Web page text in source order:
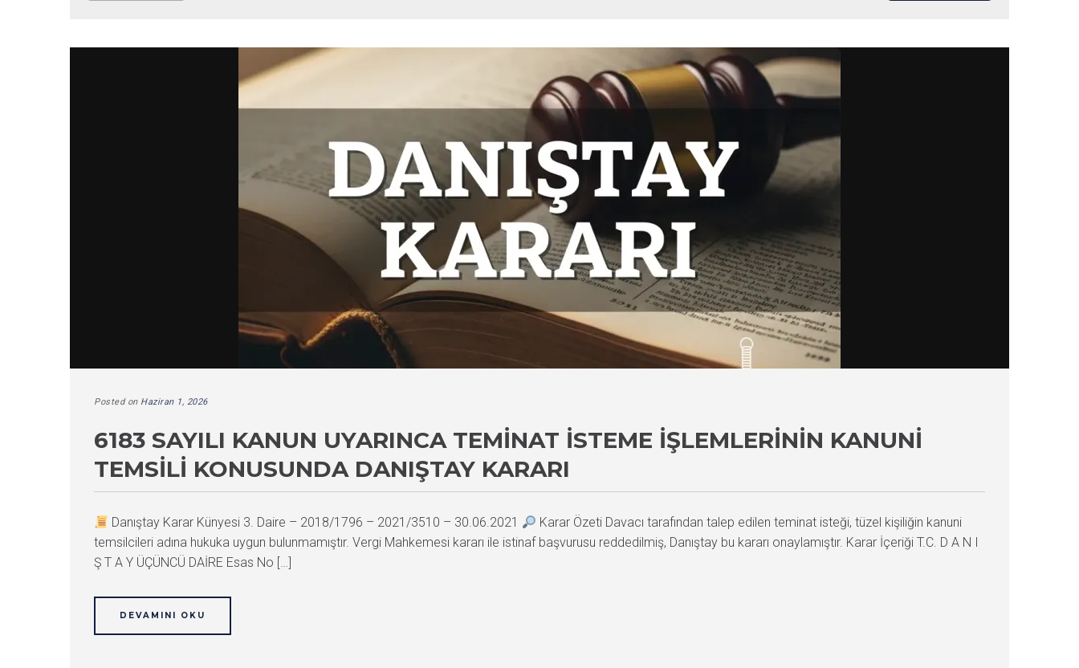
Posted on Haziran 1, 2026
6183 SAYILI KANUN UYARINCA TEMINAT İSTEME İŞLEMLERININ KANUNI
TEMSILI KONUSUNDA DANIŞTAY KARARI
Danıştay Karar Künyesi 3. Daire – 2018/1796 – 2021/3510 – 30.06.2021
Karar Özeti Davacı tarafından talep edilen teminat isteği, tüzel kişiliğin kanuni
temsilcileri adına hukuka uygun bulunmamıştır. Vergi Mahkemesi kararı ile istinaf başvurusu reddedilmiş, Danıştay bu kararı onaylamıştır. Karar İçeriği T.C. D A N I
Ş T A Y ÜÇÜNCÜ DAİRE Esas No […]
DEVAMINI OKU